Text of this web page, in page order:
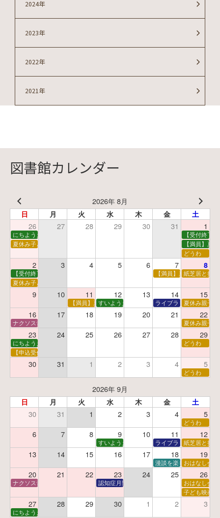
2024年
2023年
2022年
2021年
図書館カレンダー
2026年 8月
日 月 火 水 木 金 土
26 27 28 29 30 31 1
にちようえほん
【受付終了
夏休み子ども映画会
【満員】夏
どうわ
2 3 4 5 6 7 8
【受付終了】親子で挑戦！調べ学習ワークショップ 【満員】夏休み科学あ
紙芝居と折
夏休み子ども平和映画会
9 10 11 12 13 14 15
【満員】夏休みおはなし工作会
すいようえほん ライブラリーシアター
夏休み親子
16 17 18 19 20 21 22
ナクソス音楽会 第5回 NHK交響楽団創立100年 夏休み親子
23 24 25 26 27 28 29
にちようえほん
どうわ
【申込受付中】ゆうべのこわ～いおはなし会
30 31 1 2 3 4 5
どうわ
2026年 9月
日 月 火 水 木 金 土
30 31 1 2 3 4 5
どうわ
6 7 8 9 10 11 12
すいようえほん ライブラリーシアター
紙芝居と折
13 14 15 16 17 18 19
漫談を楽しむ会 ～漫談
おはなし会
20 21 22 23 24 25 26
ナクソス音楽会 第6回 宇宙を感じるクラシック認知症月間 特別映画会「調査屋マオさんの恋
おはなし会
子ども映画会
27 28 29 30 1 2 3
にちようえほん